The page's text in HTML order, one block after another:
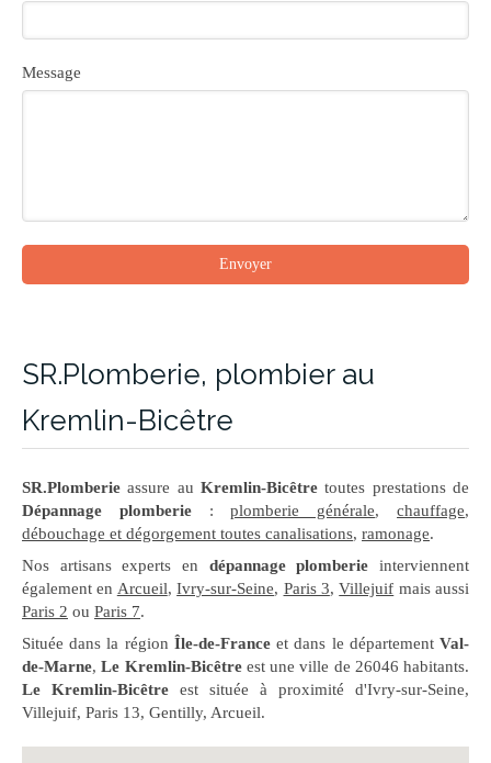
Message
Envoyer
SR.Plomberie, plombier au
Kremlin-Bicêtre
SR.Plomberie assure au Kremlin-Bicêtre toutes prestations de
Dépannage plomberie:plomberie générale,chauffage,
débouchage et dégorgement toutes canalisations, ramonage.
Nos artisans experts en dépannage plomberie interviennent
également en Arcueil,Ivry-sur-Seine, Paris 3,Villejuif mais aussi
Paris 2 ou Paris 7.
Située dans la région Île-de-Franceet dans le départementVal-
de-Marne,Le Kremlin-Bicêtreest une ville de 26046 habitants.
Le Kremlin-Bicêtre est située à proximité d'Ivry-sur-Seine,
Villejuif, Paris 13, Gentilly, Arcueil.